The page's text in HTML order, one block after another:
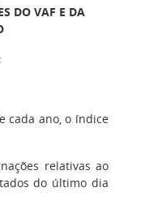
DO VAF E DA
cada ano, o índice
relativas ao
do último dia